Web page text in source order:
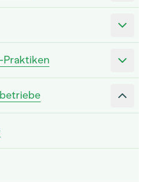
Praktiken